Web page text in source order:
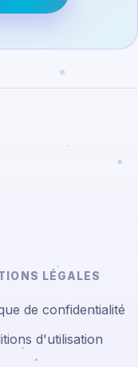
LÉGALES
de confidentialité
d'utilisation